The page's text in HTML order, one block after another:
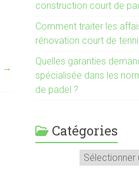
→
construction court de
Comment traiter les
rénovation court de
Quelles garanties
spécialisée dans les
de padel ?
Catégories